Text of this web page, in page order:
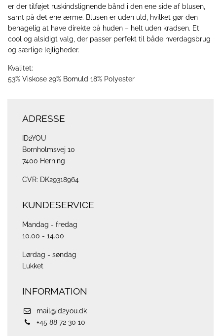
er der tilføjet ruskindslignende bånd i den ene side af blusen,
samt på det ene ærme. Blusen er uden uld, hvilket gør den
behagelig at have direkte på huden – helt uden kradsen. Et
cool og alsidigt valg, der passer perfekt til både hverdagsbrug
og særlige lejligheder.
Kvalitet:
53% Viskose 29% Bomuld 18% Polyester
ADRESSE
ID2YOU
Bornholmsvej 10
7400 Herning
CVR: DK29318964
KUNDESERVICE
Mandag - fredag
10.00 - 14.00
Lørdag - søndag
Lukket
INFORMATION
mail@id2you.dk
+45 88 72 30 10